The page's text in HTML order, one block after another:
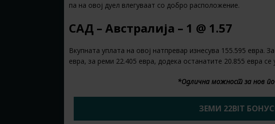
па на овој дуел влегуваат со добро расположение.
САД – Австралија – 1 @ 1.57
Вкупната уплата на овој натпревар изнесува 155.595 евра.
евра, за реми 22.405 евра, додека останатите 20.855 евра се
*Одлична можност за нов
ЗЕМИ 22BIT